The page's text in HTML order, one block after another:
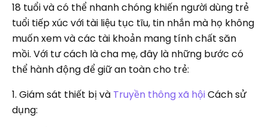
18 tuổi và có thể nhanh chóng khiến người dùng trẻ
tuổi tiếp xúc với tài liệu tục tĩu, tin nhắn mà họ không
muốn xem và các tài khoản mang tính chất săn
mồi. Với tư cách là cha mẹ, đây là những bước có
thể hành động để giữ an toàn cho trẻ:
1. Giám sát thiết bị và Truyền thông xã hộiCách sử
dụng: